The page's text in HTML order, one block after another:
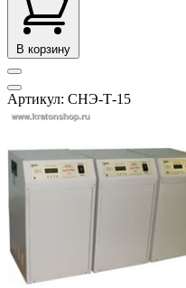
В корзину
Артикул: СНЭ-Т-15